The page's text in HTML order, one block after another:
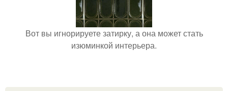
Вот вы игнорируете затирку, а она может стать
изюминкой интерьера.